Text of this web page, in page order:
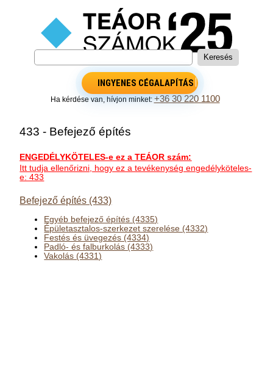
INGYENES CÉGALAPÍTÁS
Ha kérdése van, hívjon minket:+36 30 220 1100
433 - Befejező építés
ENGEDÉLYKÖTELES-e ez a TEÁOR szám:
Itt tudja ellenőrizni, hogy ez a tevékenység engedélyköteles-
e: 433
Befejező építés (433)
Egyéb befejező építés (4335)
Épületasztalos-szerkezet szerelése (4332)
Festés és üvegezés (4334)
Padló- és falburkolás (4333)
Vakolás (4331)